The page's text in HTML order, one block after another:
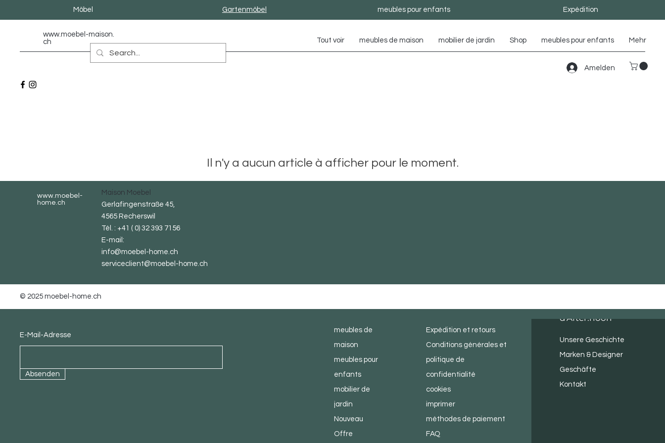
Möbel Gartenmöbel meubles pour enfants Expédition
www.moebel-maison.
ch
Tout voir meubles de maison mobilier de jardin Shop meubles pour enfants Mehr
Amelden
Il n'y a aucun article à afficher pour le moment.
Abonnez-vous à la newsletter
E-Mail-Adresse
Absenden
boutique
meubles de
maison
meubles pour
enfants
mobilier de
jardin
Nouveau
Offre
service client
Expédition et retours
Conditions générales et
politique de
confidentialité
cookies
imprimer
méthodes de paiement
FAQ
À propos
d'After.noon
Unsere Geschichte
Marken & Designer
Geschäfte
Kontakt
www.moebel-
home.ch
Maison Moebel
Gerlafingenstraße 45,
4565 Recherswil
Tél. : +41 ( 0) 32 393 7156
E-mail:
info@moebel-home.ch
serviceclient@moebel-home.ch
© 2025 moebel-home.ch